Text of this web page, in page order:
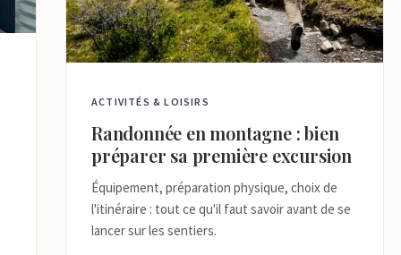
ACTIVITÉS & LOISIRS
Randonnée en montagne : bien
préparer sa première excursion
Équipement, préparation physique, choix de
l'itinéraire : tout ce qu'il faut savoir avant de se
lancer sur les sentiers.